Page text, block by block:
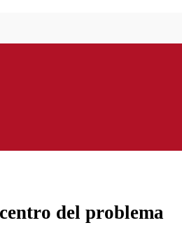
del problema